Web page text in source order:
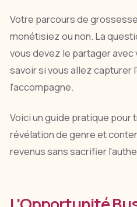
Votre parcours de
monétisiez ou non. La
vous devez le partager
savoir si vous allez capturer
l'accompagne.
Voici un guide pratique pour
révélation de genre et
revenus sans sacrifier